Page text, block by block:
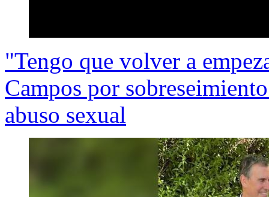
"Tengo que volver a
Campos por
abuso sexual